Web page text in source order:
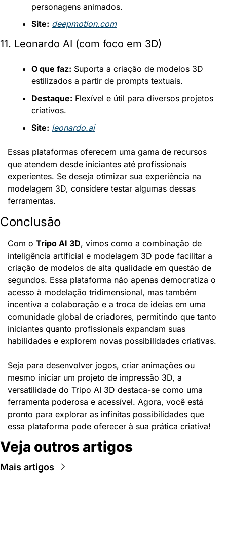
personagens animados.
Site: deepmotion.com
11. Leonardo AI (com foco em 3D)
O que faz: Suporta a criação de modelos 3D
estilizados a partir de prompts textuais.
Destaque: Flexível e útil para diversos projetos
criativos.
Site: leonardo.ai
Essas plataformas oferecem uma gama de recursos
que atendem desde iniciantes até profissionais
experientes. Se deseja otimizar sua experiência na
modelagem 3D, considere testar algumas dessas
ferramentas.
Conclusão
Com o Tripo AI 3D, vimos como a combinação de
inteligência artificial e modelagem 3D pode facilitar a
criação de modelos de alta qualidade em questão de
segundos. Essa plataforma não apenas democratiza o
acesso à modelação tridimensional, mas também
incentiva a colaboração e a troca de ideias em uma
comunidade global de criadores, permitindo que tanto
iniciantes quanto profissionais expandam suas
habilidades e explorem novas possibilidades criativas.
Seja para desenvolver jogos, criar animações ou
mesmo iniciar um projeto de impressão 3D, a
versatilidade do Tripo AI 3D destaca-se como uma
ferramenta poderosa e acessível. Agora, você está
pronto para explorar as infinitas possibilidades que
essa plataforma pode oferecer à sua prática criativa!
Veja outros artigos
Mais artigos